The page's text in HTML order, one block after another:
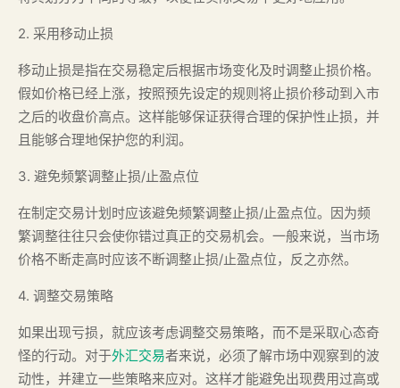
2. 采用移动止损
移动止损是指在交易稳定后根据市场变化及时调整止损价格。
假如价格已经上涨，按照预先设定的规则将止损价移动到入市
之后的收盘价高点。这样能够保证获得合理的保护性止损，并
且能够合理地保护您的利润。
3. 避免频繁调整止损/止盈点位
在制定交易计划时应该避免频繁调整止损/止盈点位。因为频
繁调整往往只会使你错过真正的交易机会。一般来说，当市场
价格不断走高时应该不断调整止损/止盈点位，反之亦然。
4. 调整交易策略
如果出现亏损，就应该考虑调整交易策略，而不是采取心态奇
怪的行动。对于外汇交易者来说，必须了解市场中观察到的波
动性，并建立一些策略来应对。这样才能避免出现费用过高或